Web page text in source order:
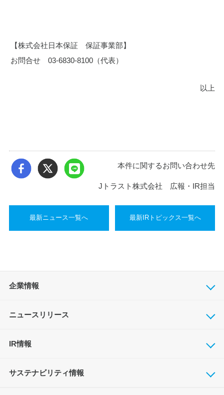
【株式会社日本保証　保証事業部】
お問合せ　03-6830-8100（代表）
以上
本件に関するお問い合わせ先
Jトラスト株式会社 広報・IR担当
最新ニュース一覧へ 最新IRトピックス一覧へ
企業情報
ニュースリリース
IR情報
サステナビリティ情報